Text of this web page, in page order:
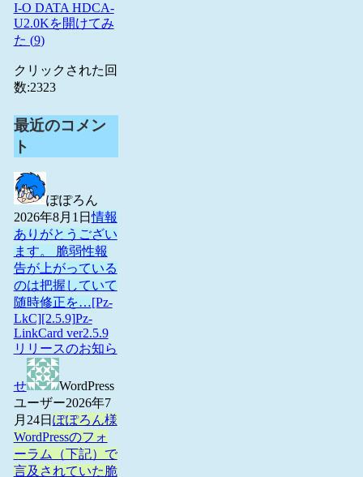
I-O DATA HDCA-
U2.0Kを開けてみ
た (9)
クリックされた回
数:2323
最近のコメン
ト
ぽぽろん
2026年8月1日情報
ありがとうござい
ます。 脆弱性報
告が上がっている
のは把握していて
随時修正を…[Pz-
LkC][2.5.9]Pz-
LinkCard ver2.5.9
リリースのお知ら
せ
WordPress
ユーザー2026年7
月24日 ぽぽろん様
WordPressのフォ
ーラム（下記）で
言及されていた脆